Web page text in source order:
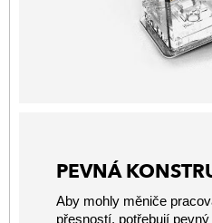
PEVNÁ
Aby mohly měniče
přesností, potřebují